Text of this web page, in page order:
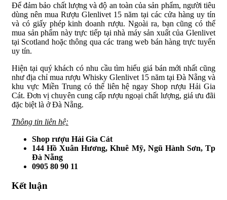
Để đảm bảo chất lượng và độ an toàn của sản phẩm, người tiêu
dùng nên mua Rượu Glenlivet 15 năm tại các cửa hàng uy tín
và có giấy phép kinh doanh rượu. Ngoài ra, bạn cũng có thể
mua sản phẩm này trực tiếp tại nhà máy sản xuất của Glenlivet
tại Scotland hoặc thông qua các trang web bán hàng trực tuyến
uy tín.
Hiện tại quý khách có nhu cầu tìm hiểu giá bán mới nhất cũng
như địa chỉ mua rượu Whisky Glenlivet 15 năm tại Đà Nẵng và
khu vực Miền Trung có thể liên hệ ngay Shop rượu Hải Gia
Cát. Đơn vị chuyên cung cấp rượu ngoại chất lượng, giá ưu đãi
đặc biệt là ở Đà Nẵng.
Thông tin liên hệ:
Shop rượu Hải Gia Cát
144 Hồ Xuân Hương, Khuê Mỹ, Ngũ Hành Sơn, Tp
Đà Nẵng
0905 80 90 11
Kết luận